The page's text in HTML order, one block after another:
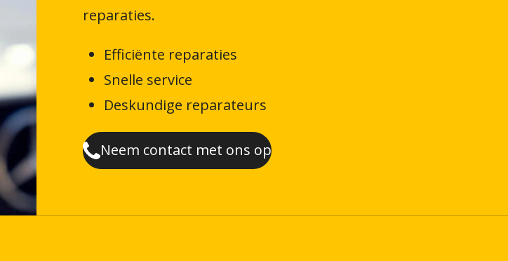
reparaties.
Efficiënte reparaties
Snelle service
Deskundige reparateurs
Neem contact met ons op